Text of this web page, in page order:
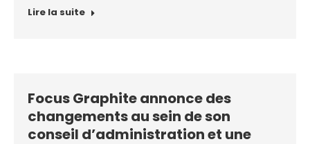
Lire la suite
Focus Graphite annonce des
changements au sein de son
conseil d’administration et une